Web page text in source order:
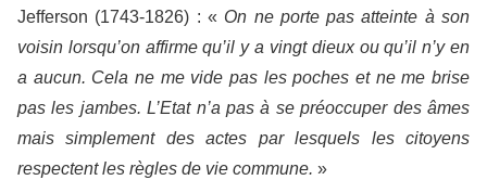
Jefferson (1743-1826) : « On ne porte pas atteinte à son
voisin lorsqu’on affirme qu’il y a vingt dieux ou qu’il n’y en
a aucun. Cela ne me vide pas les poches et ne me brise
pas les jambes. L’Etat n’a pas à se préoccuper des âmes
mais simplement des actes par lesquels les citoyens
respectent les règles de vie commune. »